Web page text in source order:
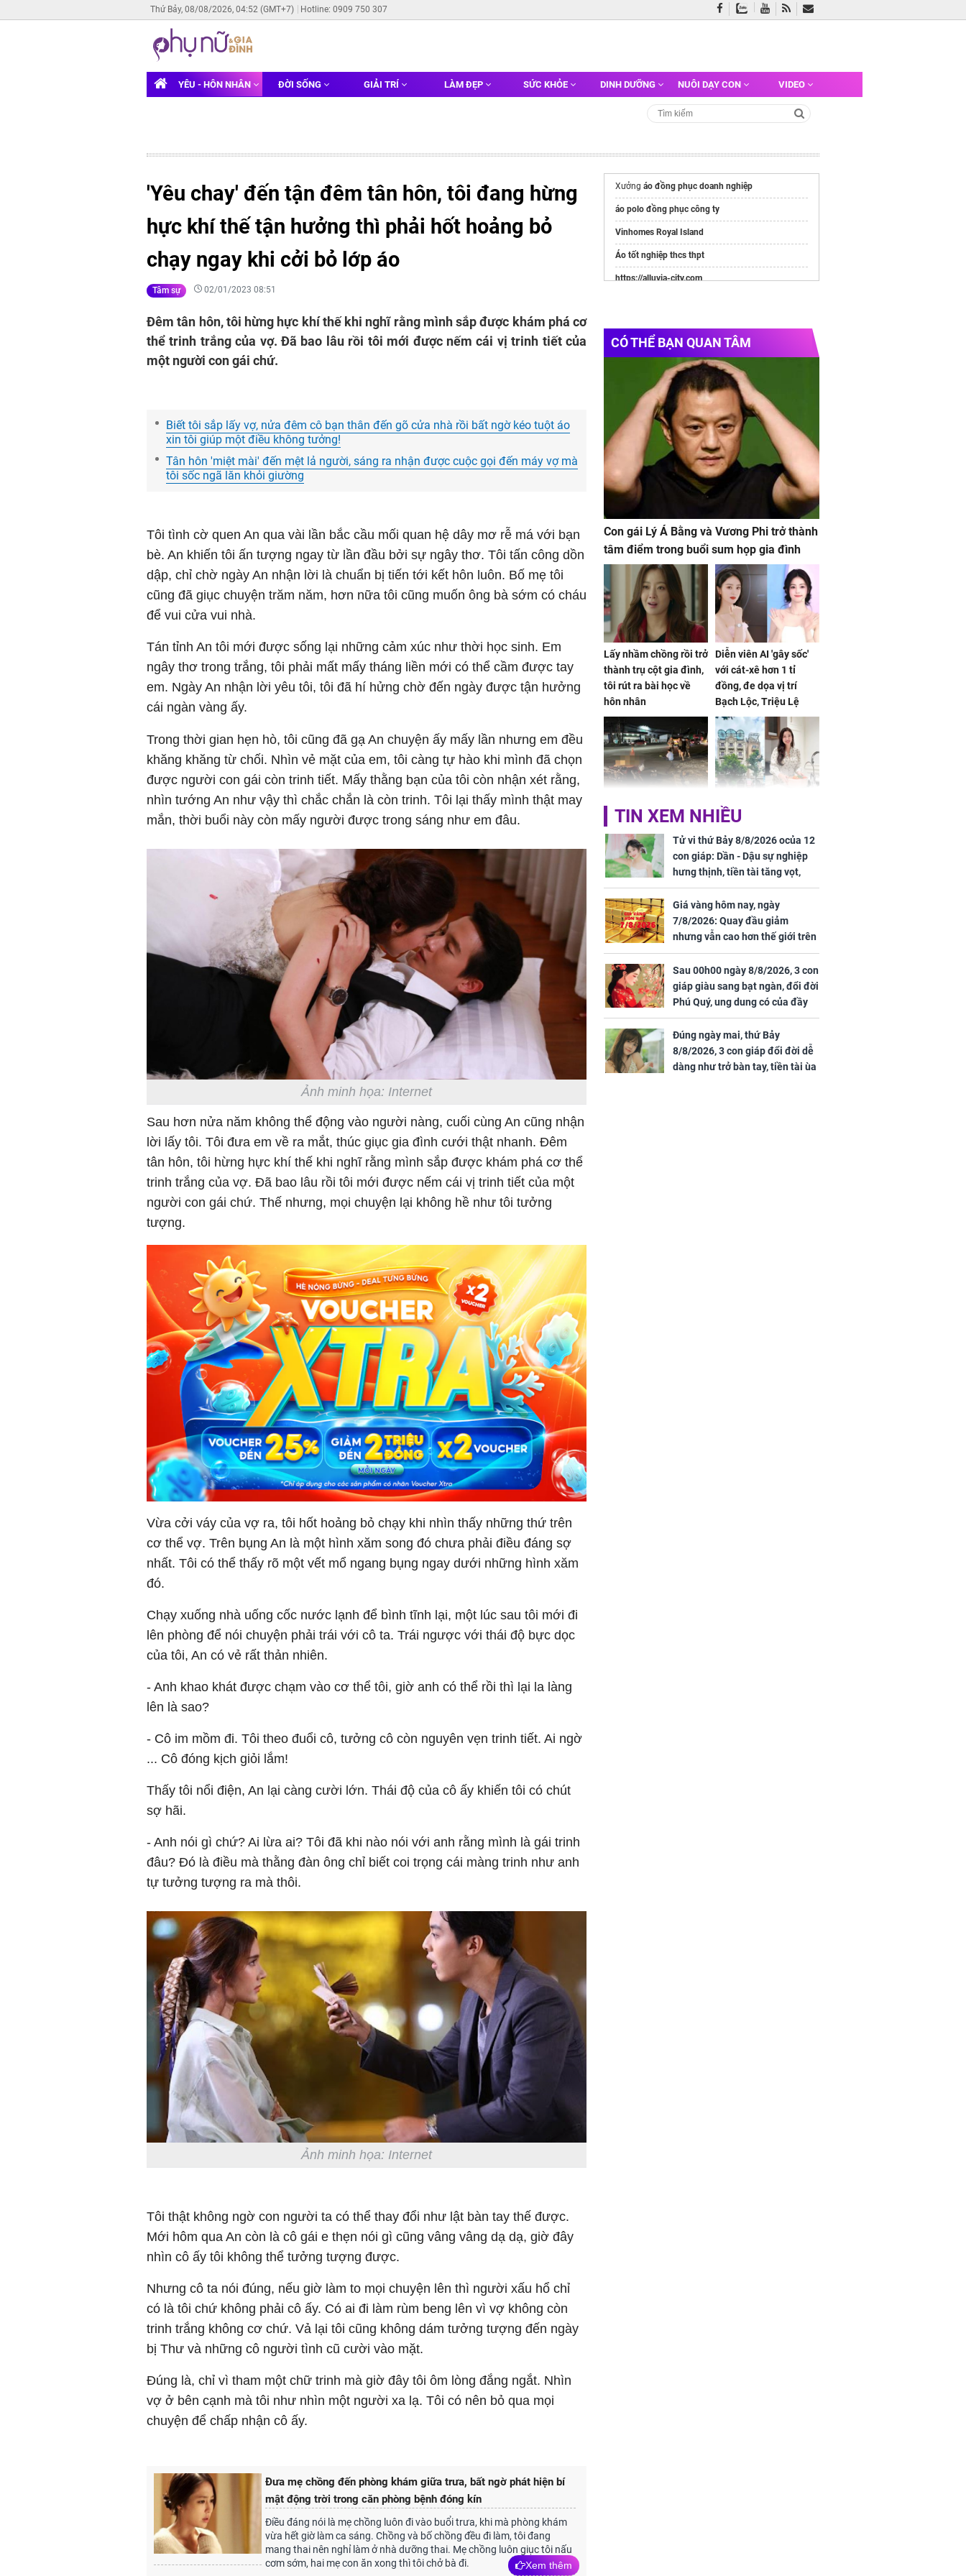
Thứ Bảy, 08/08/2026, 04:52 (GMT+7) Hotline: 0909 750 307
YÊU - HÔN NHÂN ĐỜI SỐNG GIẢI TRÍ LÀM ĐẸP SỨC KHỎE DINH DƯỠNG NUÔI DẠY CON VIDEO
'Yêu chay' đến tận đêm tân hôn, tôi đang hừng
hực khí thế tận hưởng thì phải hốt hoảng bỏ
chạy ngay khi cởi bỏ lớp áo
Tâm sự 02/01/2023 08:51
Đêm tân hôn, tôi hừng hực khí thế khi nghĩ rằng mình sắp được khám phá cơ
thể trinh trắng của vợ. Đã bao lâu rồi tôi mới được nếm cái vị trinh tiết của
một người con gái chứ.
Biết tôi sắp lấy vợ, nửa đêm cô bạn thân đến gõ cửa nhà rồi bất ngờ kéo tuột áo
xin tôi giúp một điều không tưởng!
Tân hôn 'miệt mài' đến mệt lả người, sáng ra nhận được cuộc gọi đến máy vợ mà
tôi sốc ngã lăn khỏi giường
Tôi tình cờ quen An qua vài lần bắc cầu mối quan hệ dây mơ rễ má với bạn
bè. An khiến tôi ấn tượng ngay từ lần đầu bởi sự ngây thơ. Tôi tấn công dồn
dập, chỉ chờ ngày An nhận lời là chuẩn bị tiến tới kết hôn luôn. Bố mẹ tôi
cũng đã giục chuyện trăm năm, hơn nữa tôi cũng muốn ông bà sớm có cháu
để vui cửa vui nhà.
Tán tỉnh An tôi mới được sống lại những cảm xúc như thời học sinh. Em
ngây thơ trong trắng, tôi phải mất mấy tháng liền mới có thể cầm được tay
em. Ngày An nhận lời yêu tôi, tôi đã hí hửng chờ đến ngày được tận hưởng
cái ngàn vàng ấy.
Trong thời gian hẹn hò, tôi cũng đã gạ An chuyện ấy mấy lần nhưng em đều
khăng khăng từ chối. Nhìn vẻ mặt của em, tôi càng tự hào khi mình đã chọn
được người con gái còn trinh tiết. Mấy thằng bạn của tôi còn nhận xét rằng,
nhìn tướng An như vậy thì chắc chắn là còn trinh. Tôi lại thấy mình thật may
mắn, thời buổi này còn mấy người được trong sáng như em đâu.
Ảnh minh họa: Internet
Sau hơn nửa năm không thể động vào người nàng, cuối cùng An cũng nhận
lời lấy tôi. Tôi đưa em về ra mắt, thúc giục gia đình cưới thật nhanh. Đêm
tân hôn, tôi hừng hực khí thế khi nghĩ rằng mình sắp được khám phá cơ thể
trinh trắng của vợ. Đã bao lâu rồi tôi mới được nếm cái vị trinh tiết của một
người con gái chứ. Thế nhưng, mọi chuyện lại không hề như tôi tưởng
tượng.
Vừa cởi váy của vợ ra, tôi hốt hoảng bỏ chạy khi nhìn thấy những thứ trên
cơ thể vợ. Trên bụng An là một hình xăm song đó chưa phải điều đáng sợ
nhất. Tôi có thể thấy rõ một vết mổ ngang bụng ngay dưới những hình xăm
đó.
Chạy xuống nhà uống cốc nước lạnh để bình tĩnh lại, một lúc sau tôi mới đi
lên phòng để nói chuyện phải trái với cô ta. Trái ngược với thái độ bực dọc
của tôi, An có vẻ rất thản nhiên.
- Anh khao khát được chạm vào cơ thể tôi, giờ anh có thể rồi thì lại la làng
lên là sao?
- Cô im mồm đi. Tôi theo đuổi cô, tưởng cô còn nguyên vẹn trinh tiết. Ai ngờ
... Cô đóng kịch giỏi lắm!
Thấy tôi nổi điện, An lại càng cười lớn. Thái độ của cô ấy khiến tôi có chút
sợ hãi.
- Anh nói gì chứ? Ai lừa ai? Tôi đã khi nào nói với anh rằng mình là gái trinh
đâu? Đó là điều mà thằng đàn ông chỉ biết coi trọng cái màng trinh như anh
tự tưởng tượng ra mà thôi.
Ảnh minh họa: Internet
Tôi thật không ngờ con người ta có thể thay đổi như lật bàn tay thế được.
Mới hôm qua An còn là cô gái e thẹn nói gì cũng vâng vâng dạ dạ, giờ đây
nhìn cô ấy tôi không thể tưởng tượng được.
Nhưng cô ta nói đúng, nếu giờ làm to mọi chuyện lên thì người xấu hổ chỉ
có là tôi chứ không phải cô ấy. Có ai đi làm rùm beng lên vì vợ không còn
trinh trắng không cơ chứ. Vả lại tôi cũng không dám tưởng tượng đến ngày
bị Thư và những cô người tình cũ cười vào mặt.
Đúng là, chỉ vì tham một chữ trinh mà giờ đây tôi ôm lòng đắng ngắt. Nhìn
vợ ở bên cạnh mà tôi như nhìn một người xa lạ. Tôi có nên bỏ qua mọi
chuyện để chấp nhận cô ấy.
Đưa mẹ chồng đến phòng khám giữa trưa, bất ngờ phát hiện bí
mật động trời trong căn phòng bệnh đóng kín
Điều đáng nói là mẹ chồng luôn đi vào buổi trưa, khi mà phòng khám
vừa hết giờ làm ca sáng. Chồng và bố chồng đều đi làm, tôi đang
mang thai nên nghỉ làm ở nhà dưỡng thai. Mẹ chồng luôn giục tôi nấu
cơm sớm, hai mẹ con ăn xong thì tôi chở bà đi.
Xem thêm
Xưởng áo đồng phục doanh nghiệp
áo polo đồng phục công ty
Vinhomes Royal Island
Áo tốt nghiệp thcs thpt
https://alluvia-city.com
áo sưởi ấm
CÓ THỂ BẠN QUAN TÂM
Con gái Lý Á Bằng và Vương Phi trở thành
tâm điểm trong buổi sum họp gia đình
Lấy nhầm chồng rồi trở
thành trụ cột gia đình,
tôi rút ra bài học về
hôn nhân
Diễn viên AI 'gây sốc'
với cát-xê hơn 1 tỉ
đồng, đe dọa vị trí
Bạch Lộc, Triệu Lệ
Dĩnh
TP.HCM: Nữ công nhân
tử vong trên đường đi
làm về trong khu công
nghiệp Sóng Thần
Đỗ Mỹ Linh hé lộ góc
bếp chill của nhà mới -
cạnh biệt thự bầu Hiển
Sau 00h00 ngày
8/8/2026, 3 con giáp
giàu sang bạt ngàn,
đổi đời Phú Quý, ung
dung có của đầy nhà,
ngày càng hưng thịnh
sung túc
TIN XEM NHIỀU
Tử vi thứ Bảy 8/8/2026 ocủa 12
con giáp: Dần - Dậu sự nghiệp
hưng thịnh, tiền tài tăng vọt,
Mão - Thân công việc bất trắc,
tiền mất tật mang
Giá vàng hôm nay, ngày
7/8/2026: Quay đầu giảm
nhưng vẫn cao hơn thế giới trên
7 triệu đồng
Sau 00h00 ngày 8/8/2026, 3 con
giáp giàu sang bạt ngàn, đổi đời
Phú Quý, ung dung có của đầy
nhà, ngày càng hưng thịnh sung
túc
Đúng ngày mai, thứ Bảy
8/8/2026, 3 con giáp đổi đời dễ
dàng như trở bàn tay, tiền tài ùa